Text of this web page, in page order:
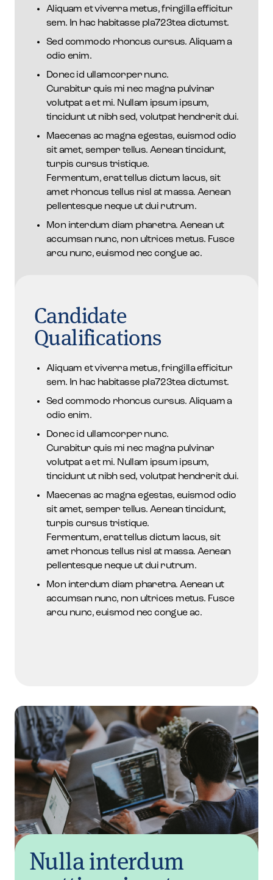
Aliquam et viverra metus, fringilla efficitur
sem. In hac habitasse pla723tea dictumst.
Sed commodo rhoncus cursus. Aliquam a
odio enim.
Donec id ullamcorper nunc.
Curabitur quis mi nec magna pulvinar
volutpat a et mi. Nullam ipsum ipsum,
tincidunt ut nibh sed, volutpat hendrerit dui.
Maecenas ac magna egestas, euismod odio
sit amet, semper tellus. Aenean tincidunt,
turpis cursus tristique.
Fermentum, erat tellus dictum lacus, sit
amet rhoncus tellus nisl at massa. Aenean
pellentesque neque ut dui rutrum.
Mon interdum diam pharetra. Aenean ut
accumsan nunc, non ultrices metus. Fusce
arcu nunc, euismod nec congue ac.
Candidate
Qualifications
Aliquam et viverra metus, fringilla efficitur
sem. In hac habitasse pla723tea dictumst.
Sed commodo rhoncus cursus. Aliquam a
odio enim.
Donec id ullamcorper nunc.
Curabitur quis mi nec magna pulvinar
volutpat a et mi. Nullam ipsum ipsum,
tincidunt ut nibh sed, volutpat hendrerit dui.
Maecenas ac magna egestas, euismod odio
sit amet, semper tellus. Aenean tincidunt,
turpis cursus tristique.
Fermentum, erat tellus dictum lacus, sit
amet rhoncus tellus nisl at massa. Aenean
pellentesque neque ut dui rutrum.
Mon interdum diam pharetra. Aenean ut
accumsan nunc, non ultrices metus. Fusce
arcu nunc, euismod nec congue ac.
Nulla interdum